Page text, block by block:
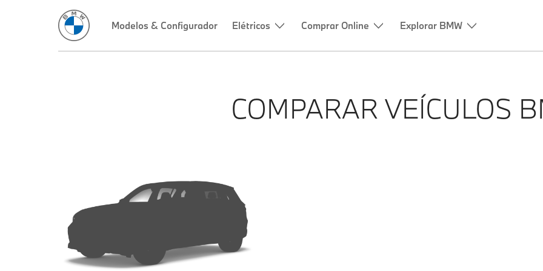
Modelos & Configurador Elétricos Comprar Online Explorar BMW
COMPARAR VEÍCULOS